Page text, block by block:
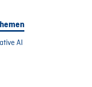
AI